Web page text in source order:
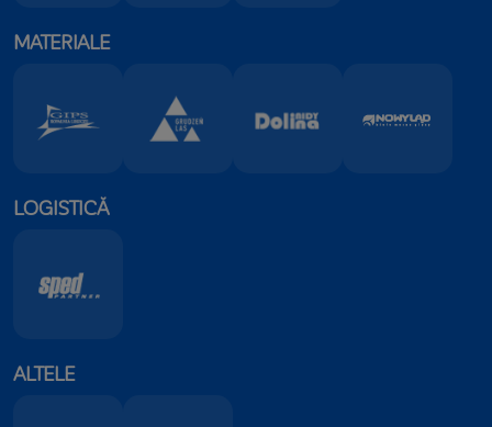
MATERIALE
LOGISTICĂ
ALTELE